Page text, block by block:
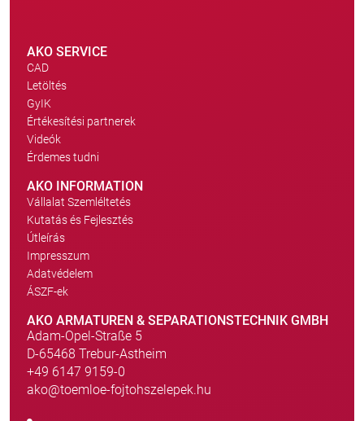
AKO SERVICE
CAD
Letöltés
GyIK
Értékesítési partnerek
Videók
Érdemes tudni
AKO INFORMATION
Vállalat Szemléltetés
Kutatás és Fejlesztés
Útleírás
Impresszum
Adatvédelem
ÁSZF-ek
AKO ARMATUREN & SEPARATIONSTECHNIK GMBH
Adam-Opel-Straße 5
D-65468 Trebur-Astheim
+49 6147 9159-0
ako@toemloe-fojtohszelepek.hu